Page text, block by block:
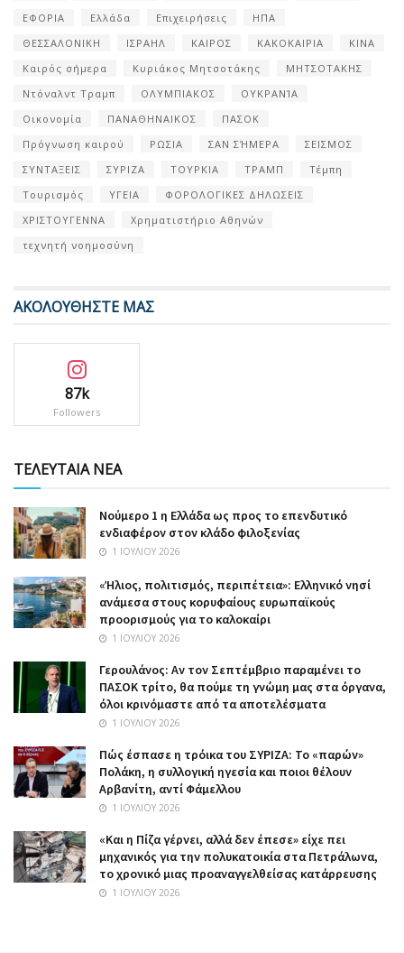
ΕΦΟΡΙΑ
Ελλάδα Επιχειρήσεις
ΗΠΑ
ΘΕΣΣΑΛΟΝΙΚΗ
ΙΣΡΑΗΛ ΚΑΙΡΟΣ ΚΑΚΟΚΑΙΡΙΑ
ΚΙΝΑ
Καιρός σήμερα
Κυριάκος Μητσοτάκης
ΜΗΤΣΟΤΑΚΗΣ
Ντόναλντ Τραμπ
ΟΛΥΜΠΙΑΚΟΣ
ΟΥΚΡΑΝΊΑ
Οικονομία
ΠΑΝΑΘΗΝΑΙΚΟΣ
ΠΑΣΟΚ
Πρόγνωση καιρού
ΡΩΣΙΑ ΣΑΝ ΣΉΜΕΡΑ
ΣΕΙΣΜΟΣ
ΣΥΝΤΑΞΕΙΣ
ΣΥΡΙΖΑ ΤΟΥΡΚΙΑ ΤΡΑΜΠ
Τέμπη
Τουρισμός
ΥΓΕΙΑ
ΦΟΡΟΛΟΓΙΚΕΣ ΔΗΛΩΣΕΙΣ
ΧΡΙΣΤΟΥΓΕΝΝΑ
Χρηματιστήριο Αθηνών
τεχνητή νοημοσύνη
ΑΚΟΛΟΥΘΗΣΤΕ ΜΑΣ
87k
Followers
ΤΕΛΕΥΤΑΙΑ ΝΕΑ
Nούμερο 1 η Ελλάδα ως προς το επενδυτικό
ενδιαφέρον στον κλάδο φιλοξενίας
1 ΙΟΥΛΊΟΥ 2026
«Ήλιος, πολιτισμός, περιπέτεια»: Ελληνικό νησί
ανάμεσα στους κορυφαίους ευρωπαϊκούς
προορισμούς για το καλοκαίρι
1 ΙΟΥΛΊΟΥ 2026
Γερουλάνος: Αν τον Σεπτέμβριο παραμένει το
ΠΑΣΟΚ τρίτο, θα πούμε τη γνώμη μας στα όργανα,
όλοι κρινόμαστε από τα αποτελέσματα
1 ΙΟΥΛΊΟΥ 2026
Πώς έσπασε η τρόικα του ΣΥΡΙΖΑ: Το «παρών»
Πολάκη, η συλλογική ηγεσία και ποιοι θέλουν
Αρβανίτη, αντί Φάμελλου
1 ΙΟΥΛΊΟΥ 2026
«Και η Πίζα γέρνει, αλλά δεν έπεσε» είχε πει
μηχανικός για την πολυκατοικία στα Πετράλωνα,
το χρονικό μιας προαναγγελθείσας κατάρρευσης
1 ΙΟΥΛΊΟΥ 2026